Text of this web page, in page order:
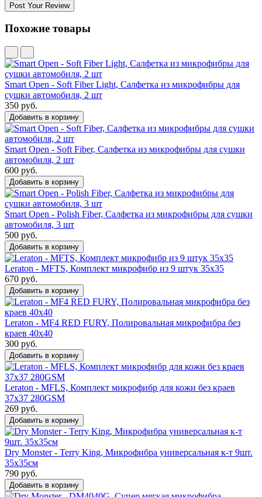
Post Your Review
Похожие товары
Smart Open - Soft Fiber Light, Салфетка из микрофибры для
сушки автомобиля, 2 шт
350 руб.
Добавить в корзину
Smart Open - Soft Fiber, Салфетка из микрофибры для сушки
автомобиля, 2 шт
600 руб.
Добавить в корзину
Smart Open - Polish Fiber, Салфетка из микрофибры для сушки
автомобиля, 3 шт
500 руб.
Добавить в корзину
Leraton - MFTS, Комплект микрофибр из 9 штук 35x35
670 руб.
Добавить в корзину
Leraton - MF4 RED FURY, Полировальная микрофибра без
краев 40x40
300 руб.
Добавить в корзину
Leraton - MFLS, Комплект микрофибр для кожи без краев
37х37 280GSM
269 руб.
Добавить в корзину
Dry Monster - Terry King, Микрофибра универсальная к-т 9шт.
35х35см
790 руб.
Добавить в корзину